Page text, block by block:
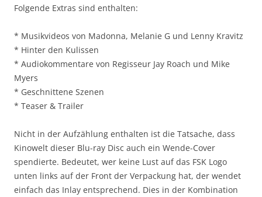
Folgende Extras sind enthalten:
* Musikvideos von Madonna, Melanie G und Lenny Kravitz
* Hinter den Kulissen
* Audiokommentare von Regisseur Jay Roach und Mike
Myers
* Geschnittene Szenen
* Teaser & Trailer
Nicht in der Aufzählung enthalten ist die Tatsache, dass
Kinowelt dieser Blu-ray Disc auch ein Wende-Cover
spendierte. Bedeutet, wer keine Lust auf das FSK Logo
unten links auf der Front der Verpackung hat, der wendet
einfach das Inlay entsprechend. Dies in der Kombination